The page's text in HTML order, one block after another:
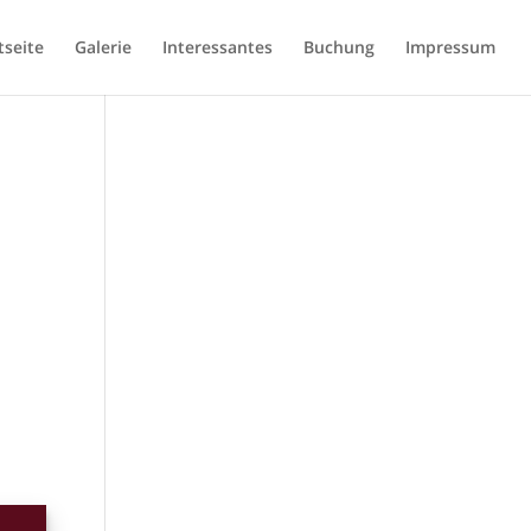
Galerie Interessantes Buchung Impressum